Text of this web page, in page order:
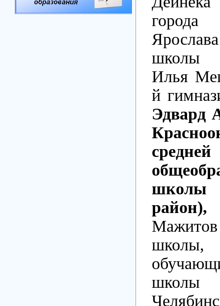
города
школы
Илья
й
Эдвард
средней
школы
район),